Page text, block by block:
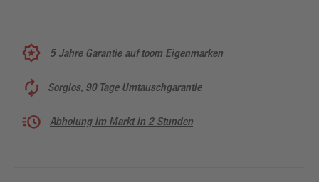
5 Jahre Garantie auf toom Eigenmarken
Sorglos, 90 Tage Umtauschgarantie
Abholung im Markt in 2 Stunden